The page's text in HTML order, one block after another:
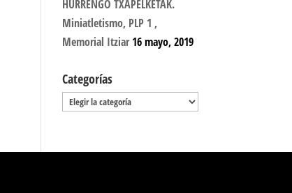
HURRENGO TXAPELKETAK.
Miniatletismo, PLP 1 ,
Memorial Itziar 16 mayo, 2019
Categorías
Categorías